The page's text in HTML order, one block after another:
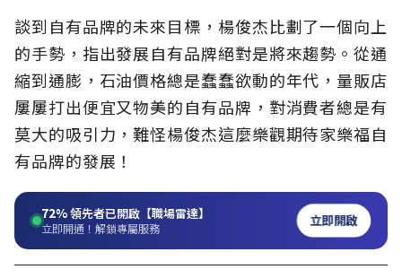
談到自有品牌的未來目標，楊俊杰比劃了一個向上
的手勢，指出發展自有品牌絕對是將來趨勢。從通
縮到通膨，石油價格總是蠢蠢欲動的年代，量販店
屢屢打出便宜又物美的自有品牌，對消費者總是有
莫大的吸引力，難怪楊俊杰這麼樂觀期待家樂福自
有品牌的發展！
72%領先者已開啟【職場雷達】
立即開通！解鎖專屬服務 立即開啟